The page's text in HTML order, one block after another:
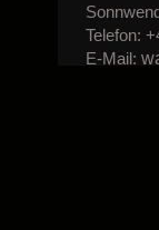
Telefon:
E-Mail: